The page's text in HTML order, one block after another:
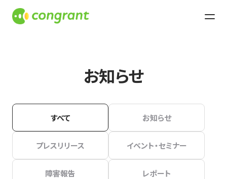
お知らせ
すべて お知らせ
プレスリリース イベント・セミナー
障害報告 レポート